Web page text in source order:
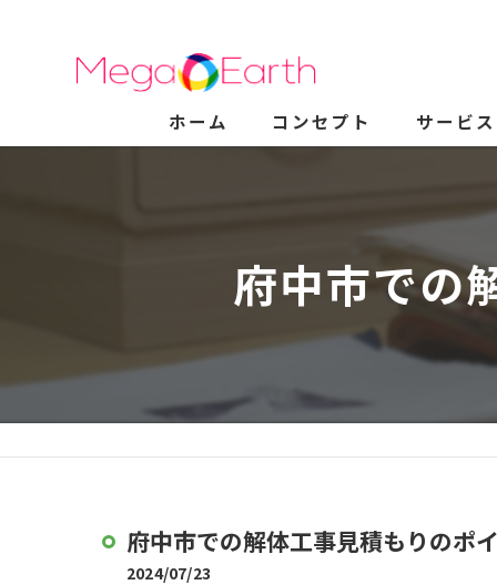
ホーム コンセプト サービス
府中市での
府中市での解体工事見積もりのポ
2024/07/23